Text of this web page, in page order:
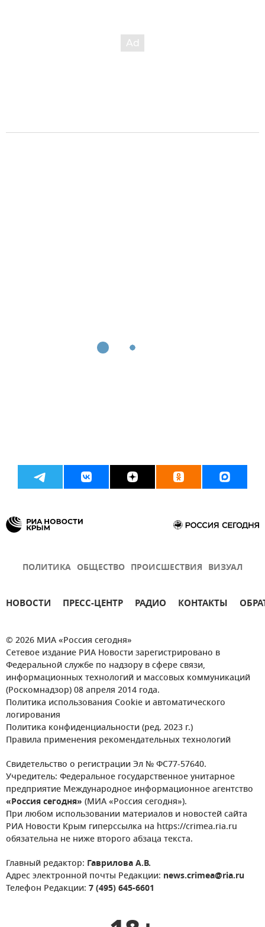
ПОЛИТИКА ОБЩЕСТВО ПРОИСШЕСТВИЯ ВИЗУАЛ
НОВОСТИ ПРЕСС-ЦЕНТР РАДИО КОНТАКТЫ
© 2026 МИА «Россия сегодня»
Сетевое издание РИА Новости зарегистрировано в
Федеральной службе по надзору в сфере связи,
информационных технологий и массовых коммуникаций
(Роскомнадзор) 08 апреля 2014 года.
Политика использования Cookie и автоматического
логирования
Политика конфиденциальности (ред. 2023 г.)
Правила применения рекомендательных технологий
Свидетельство о регистрации Эл № ФС77-57640.
Учредитель: Федеральное государственное унитарное
предприятие Международное информационное агентство
«Россия сегодня» (МИА «Россия сегодня»).
При любом использовании материалов и новостей сайта
РИА Новости Крым гиперссылка на https://crimea.ria.ru
обязательна не ниже второго абзаца текста.
Главный редактор: Гаврилова А.В.
Адрес электронной почты Редакции: news.crimea@ria.ru
Телефон Редакции: 7 (495) 645-6601